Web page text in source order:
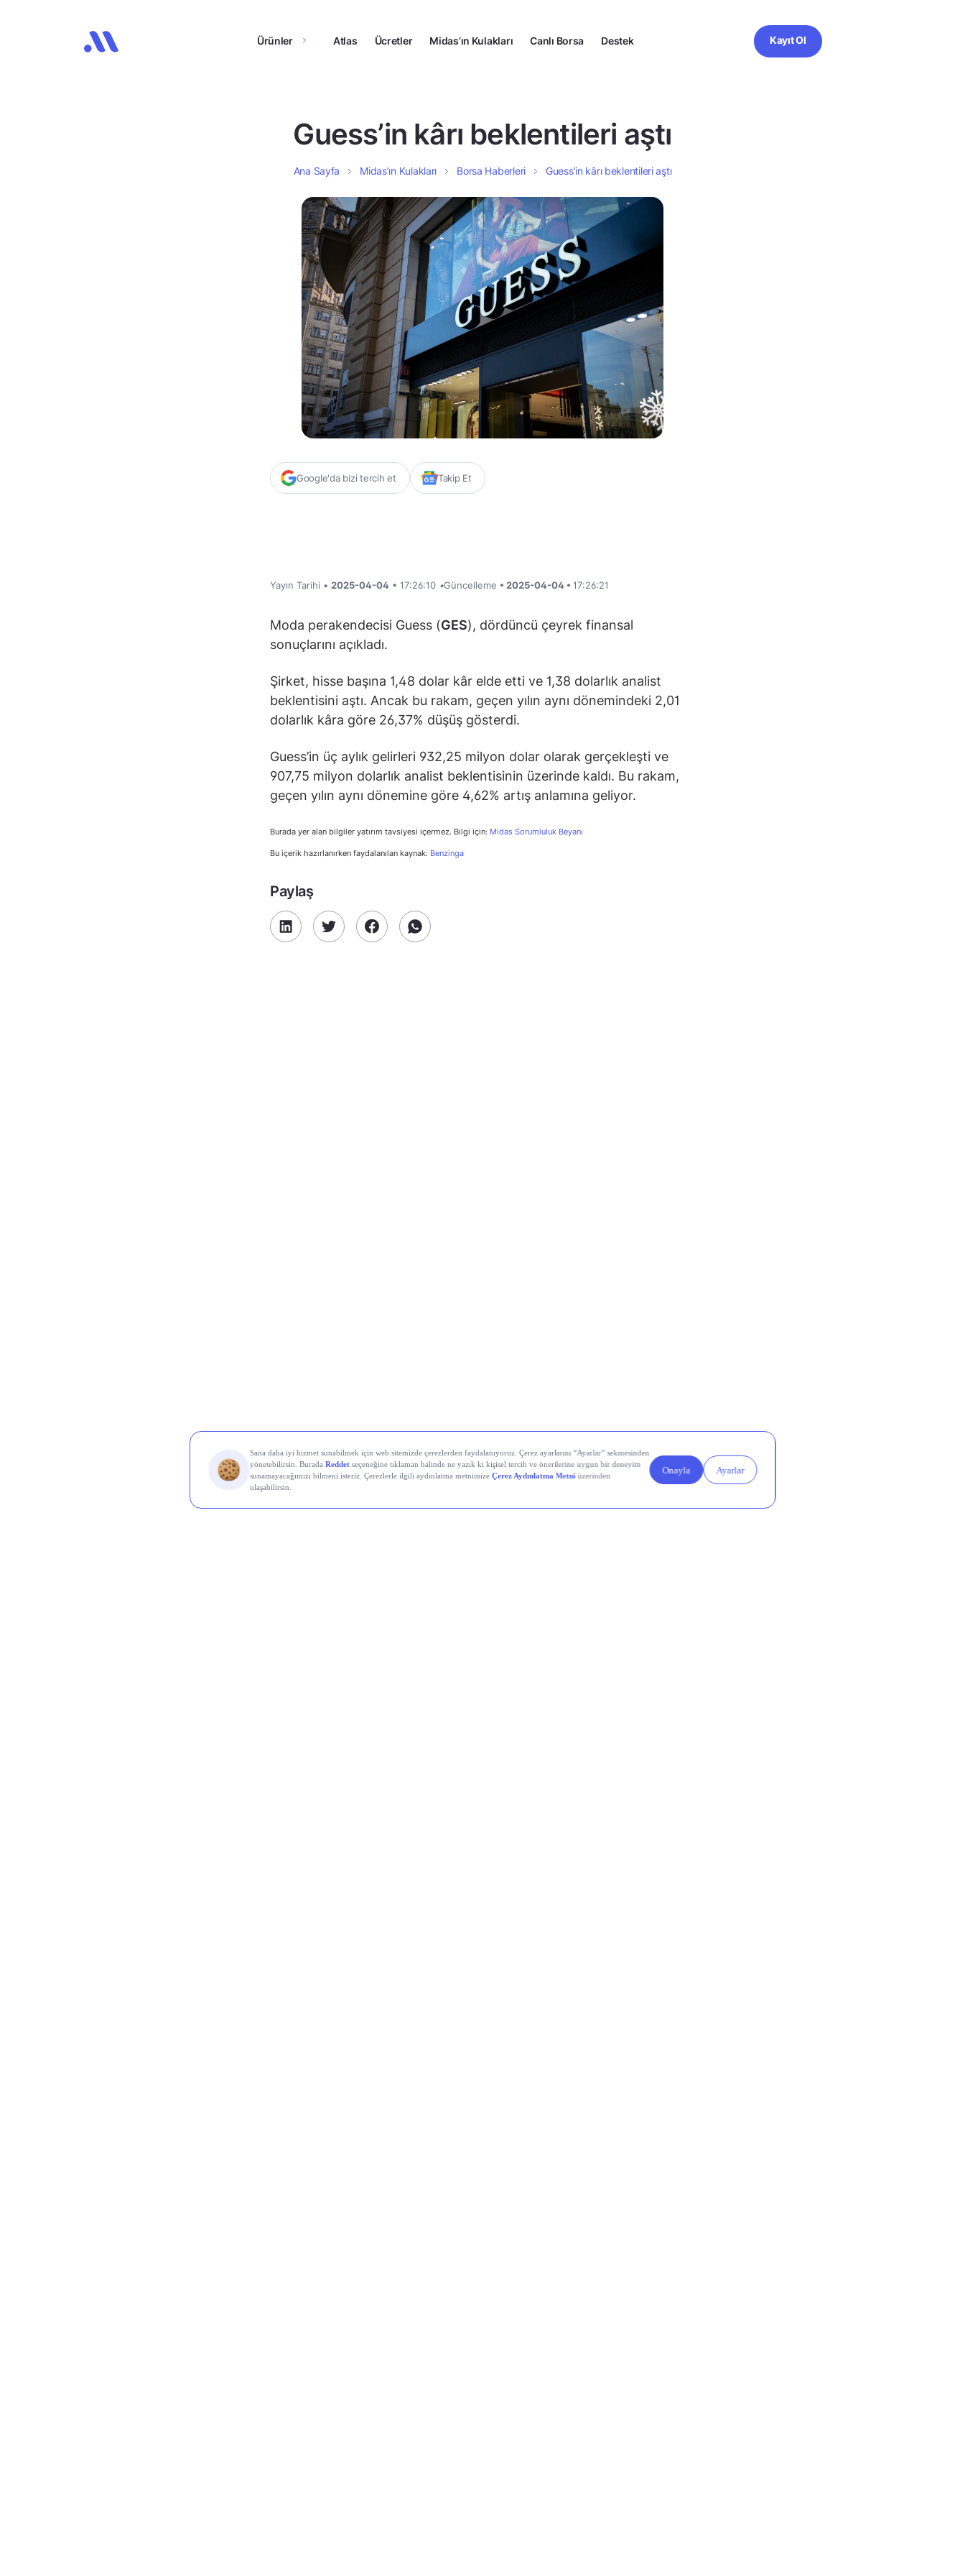
Ürünler Atlas Ücretler Midas’ın Kulakları Canlı Borsa Destek Kayıt Ol
Guess’in kârı beklentileri aştı
Ana Sayfa Midas’ın Kulakları Borsa Haberleri Guess’in kârı beklentileri aştı
Google'da bizi tercih et Takip Et
Yayın Tarihi • 2025-04-04 • 17:26:10 •Güncelleme • 2025-04-04 • 17:26:21
Moda perakendecisi Guess (GES), dördüncü çeyrek finansal
sonuçlarını açıkladı.
Şirket, hisse başına 1,48 dolar kâr elde etti ve 1,38 dolarlık analist
beklentisini aştı. Ancak bu rakam, geçen yılın aynı dönemindeki 2,01
dolarlık kâra göre 26,37% düşüş gösterdi.
Guess’in üç aylık gelirleri 932,25 milyon dolar olarak gerçekleşti ve
907,75 milyon dolarlık analist beklentisinin üzerinde kaldı. Bu rakam,
geçen yılın aynı dönemine göre 4,62% artış anlamına geliyor.
Burada yer alan bilgiler yatırım tavsiyesi içermez. Bilgi için: Midas Sorumluluk Beyanı
Bu içerik hazırlanırken faydalanılan kaynak: Benzinga
Paylaş